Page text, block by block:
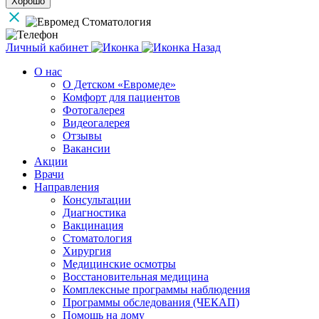
Личный кабинет
Назад
О нас
О Детском «Евромеде»
Комфорт для пациентов
Фотогалерея
Видеогалерея
Отзывы
Вакансии
Акции
Врачи
Направления
Консультации
Диагностика
Вакцинация
Стоматология
Хирургия
Медицинские осмотры
Восстановительная медицина
Комплексные программы наблюдения
Программы обследования (ЧЕКАП)
Помощь на дому